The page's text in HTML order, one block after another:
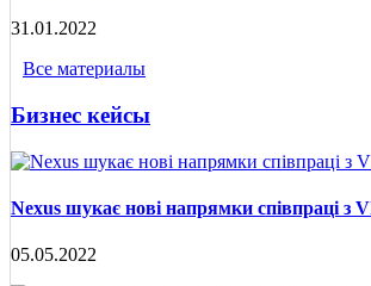
31.01.2022
Все материалы
Бизнес кейсы
Nexus шукає нові напрямки співпраці з
05.05.2022